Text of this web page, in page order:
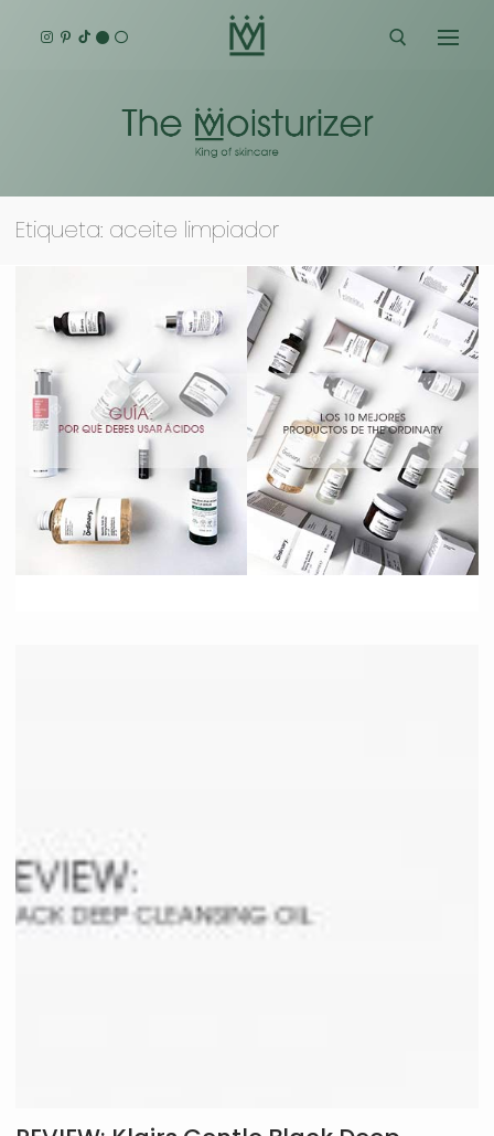
Buscar:
Etiqueta: aceite limpiador